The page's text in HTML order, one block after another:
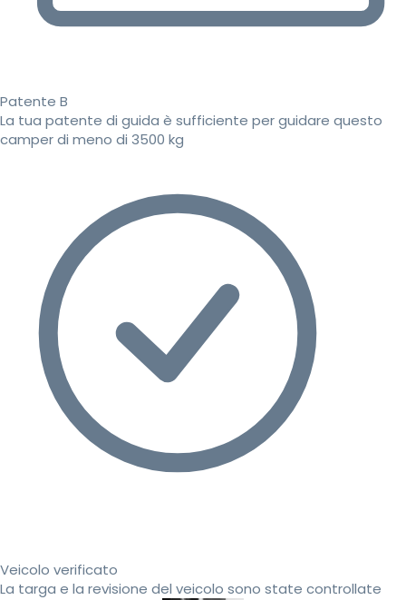
Patente B
La tua patente di guida è sufficiente per guidare questo
camper di meno di 3500 kg
Veicolo verificato
La targa e la revisione del veicolo sono state controllate